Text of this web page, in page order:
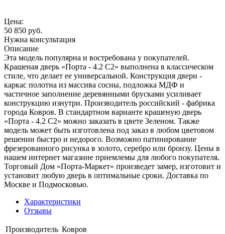
Цена:
50 850 руб.
Нужна консультация
Описание
Эта модель популярна и востребована у покупателей.
Крашеная дверь «Порта - 4.2 С2» выполнена в классическом
стиле, что делает ее универсальной. Конструкция двери -
каркас полотна из массива сосны, подложка МДФ и
частичное заполнение деревянными брусками усиливает
конструкцию изнутри. Производитель российский - фабрика
города Ковров. В стандартном варианте крашеную дверь
«Порта - 4.2 С2» можно заказать в цвете Зеленом. Также
модель может быть изготовлена под заказ в любом цветовом
решении быстро и недорого. Возможно патинирование
фрезерованного рисунка в золото, серебро или бронзу. Цены в
нашем интернет магазине приемлемы для любого покупателя.
Торговый Дом «Порта-Маркет» произведет замер, изготовит и
установит любую дверь в оптимальные сроки. Доставка по
Москве и Подмосковью.
Характеристики
Отзывы
Производитель Ковров